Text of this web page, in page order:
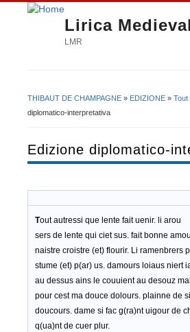
Lirica
LMR
Tu sei qui
THIBAUT DE CHAMPAGNE » EDIZIONE » Tout
diplomatico-interpretativa
Edizione diplomatico-
Tout autressi que lente fait uenir. li arou
sers de lente qui ciet sus. fait bonne
naistre croistre (et) flourir. Li ramenbrers
stume (et) p(ar) us. damours loiaus niert
au dessus ains le couuient au desouz
pour cest ma douce dolours. plainne de
doucours. dame si fac g(ra)nt uigour de
q(ua)nt de cuer plur.